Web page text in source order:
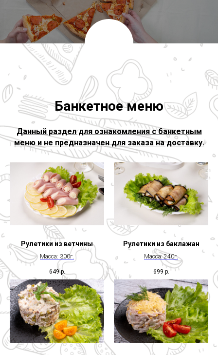
Банкетное меню
Данный раздел для ознакомления с банкетным
меню и не предназначен для заказа на доставку.
Рулетики из ветчины
Масса: 300г.
649 р.
Рулетики из баклажан
Масса: 240г.
699 р.